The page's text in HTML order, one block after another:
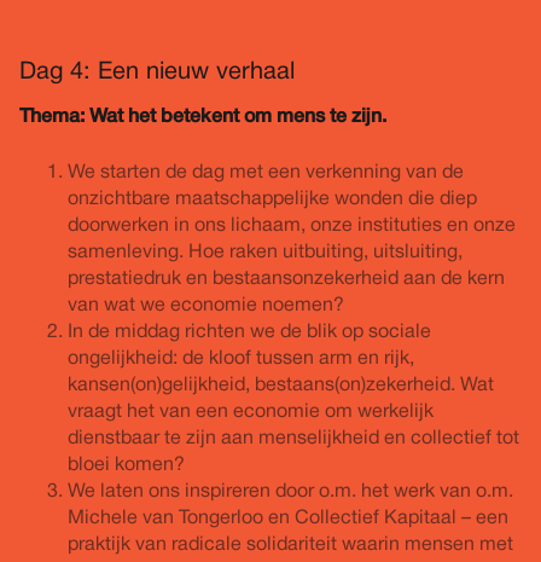
Dag 4: Een nieuw verhaal
Thema: Wat het betekent om mens te zijn.
We starten de dag met een verkenning van de
onzichtbare maatschappelijke wonden die diep
doorwerken in ons lichaam, onze instituties en onze
samenleving. Hoe raken uitbuiting, uitsluiting,
prestatiedruk en bestaansonzekerheid aan de kern
van wat we economie noemen?
In de middag richten we de blik op sociale
ongelijkheid: de kloof tussen arm en rijk,
kansen(on)gelijkheid, bestaans(on)zekerheid. Wat
vraagt het van een economie om werkelijk
dienstbaar te zijn aan menselijkheid en collectief tot
bloei komen?
We laten ons inspireren door o.m. het werk van o.m.
Michele van Tongerloo en Collectief Kapitaal – een
praktijk van radicale solidariteit waarin mensen met